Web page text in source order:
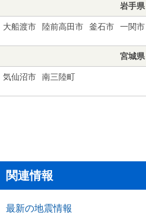
岩手県
大船渡市 陸前高田市 釜石市 一関市
宮城県
気仙沼市 南三陸町
関連情報
最新の地震情報